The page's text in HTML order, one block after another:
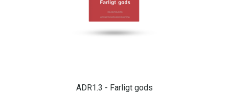
ADR1.3 - Farligt gods